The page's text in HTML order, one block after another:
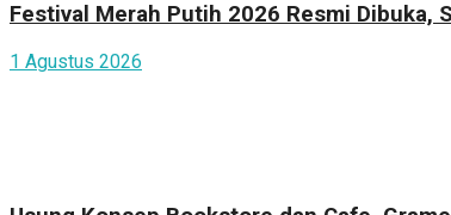
Festival Merah Putih 2026 Resmi Dibuka,
1 Agustus 2026